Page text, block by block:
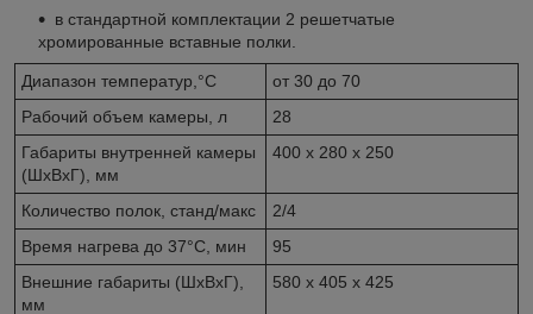
в стандартной комплектации 2 решетчатые
хромированные вставные полки.
Диапазон температур,°C
от 30 до 70
Рабочий объем камеры, л
28
Габариты внутренней камеры
(ШхВхГ), мм
400 х 280 х 250
Количество полок, станд/макс
2/4
Время нагрева до 37°C, мин
95
Внешние габариты (ШхВхГ),
мм
580 х 405 х 425